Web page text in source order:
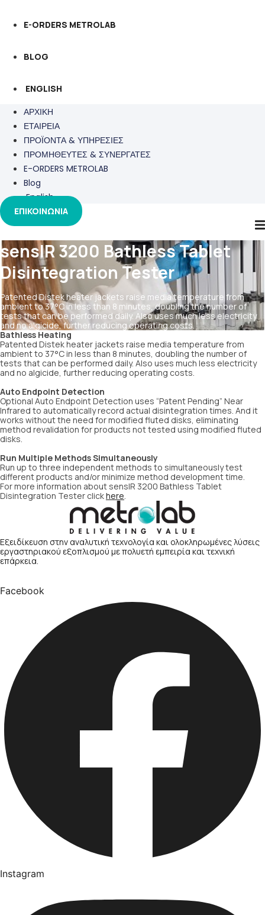
E-ORDERS METROLAB
BLOG
ENGLISH
ΑΡΧΙΚΗ
ΕΤΑΙΡΕΙΑ
ΠΡΟΪΟΝΤΑ & ΥΠΗΡΕΣΙΕΣ
ΠΡΟΜΗΘΕΥΤΕΣ & ΣΥΝΕΡΓΑΤΕΣ
E-ORDERS METROLAB
Blog
English
ΕΠΙΚΟΙΝΩΝΙΑ
sensIR 3200 Bathless Tablet
Disintegration Tester
Patented Distek heater jackets raise media temperature from
ambient to 37°C in less than 8 minutes, doubling the number of
tests that can be performed daily. Also uses much less electricity
and no algicide, further reducing operating costs.
Bathless Heating
Patented Distek heater jackets raise media temperature from
ambient to 37°C in less than 8 minutes, doubling the number of
tests that can be performed daily. Also uses much less electricity
and no algicide, further reducing operating costs.
Auto Endpoint Detection
Optional Auto Endpoint Detection uses “Patent Pending” Near
Infrared to automatically record actual disintegration times. And it
works without the need for modified fluted disks, eliminating
method revalidation for products not tested using modified fluted
disks.
Run Multiple Methods Simultaneously
Run up to three independent methods to simultaneously test
different products and/or minimize method development time.
For more information about sensIR 3200 Bathless Tablet
Disintegration Tester clickhere.
Εξειδίκευση στην αναλυτική τεχνολογία και ολοκληρωμένες λύσεις
εργαστηριακού εξοπλισμού με πολυετή εμπειρία και τεχνική
επάρκεια.
Facebook
Instagram